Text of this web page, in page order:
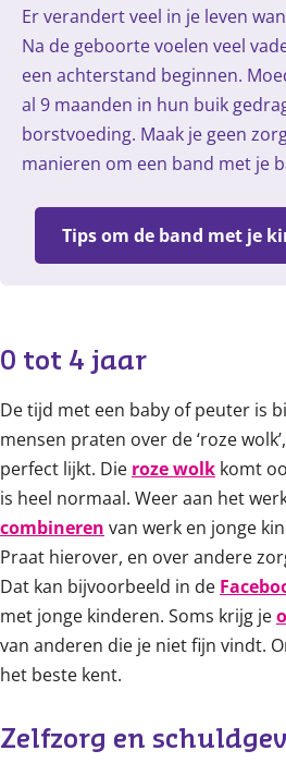
Er verandert veel in je leven
Na de geboorte voelen veel
een achterstand beginnen.
al 9 maanden in hun buik
borstvoeding. Maak je geen
manieren om een band met je
Tips om de band met je
0 tot 4 jaar
De tijd met een baby of peuter is
mensen praten over de ‘roze
perfect lijkt. Die roze wolk komt
is heel normaal. Weer aan het
combineren van werk en jonge
Praat hierover, en over andere
Dat kan bijvoorbeeld in de
met jonge kinderen. Soms krijg je
van anderen die je niet fijn vindt.
het beste kent.
Zelfzorg en